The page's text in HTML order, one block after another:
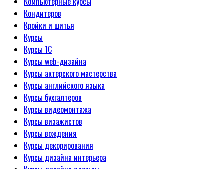
Кондитеров
Кройки и шитья
Курсы
Курсы 1С
Курсы web-дизайна
Курсы актерского мастерства
Курсы английского языка
Курсы бухгалтеров
Курсы видеомонтажа
Курсы визажистов
Курсы вождения
Курсы декорирования
Курсы дизайна интерьера